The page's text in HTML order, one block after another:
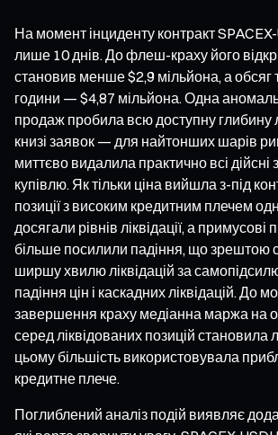
На момент інциденту контракт
лише 10 днів. До флеш-краху його
становив менше $2,9 мільйона, а обсяг
години — $4,87 мільйона. Одна
продаж пробила всю доступну глибину
книзі заявок — для найтонших шарів
миттєво видалила практично всі дійсні
купівлю. Як тільки ціна вийшла з-під
позиції з високим кредитним плечем
досягали рівнів ліквідації, а
більше посилили падіння, що зрештою
ширшу хвилю ліквідацій за
падіння цін і каскадних ліквідацій. До
завершення краху медіанна маржа на
серед ліквідованих позицій становила
цьому більшість використовувала
кредитне плече.
Поглиблений аналіз подій виявляє